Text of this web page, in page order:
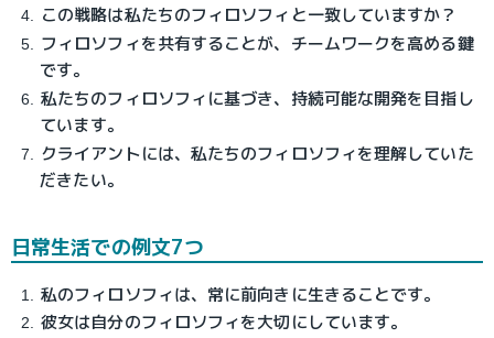
この戦略は私たちのフィロソフィと一致していますか？
フィロソフィを共有することが、チームワークを高める鍵
です。
私たちのフィロソフィに基づき、持続可能な開発を目指し
ています。
クライアントには、私たちのフィロソフィを理解していた
だきたい。
日常生活での例文7つ
私のフィロソフィは、常に前向きに生きることです。
彼女は自分のフィロソフィを大切にしています。